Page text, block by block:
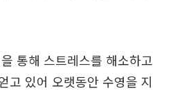
통해 스트레스를 해소하고
고 있어 오랫동안 수영을 지